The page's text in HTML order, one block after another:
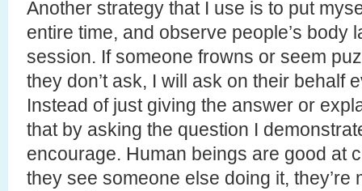
Another strategy that I use is to put
entire time, and observe people’s body
session. If someone frowns or seem
they don’t ask, I will ask on their behalf
Instead of just giving the answer or
that by asking the question I
encourage. Human beings are good at
they see someone else doing it, they’re